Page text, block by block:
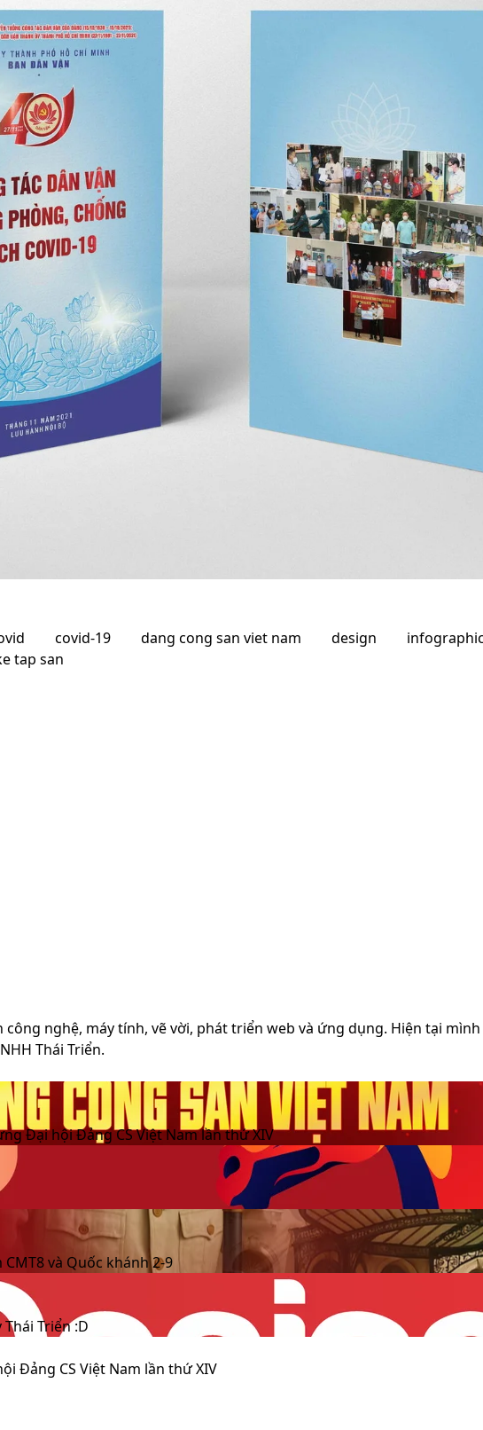
covid-19 dang cong san viet nam design infographic
tap san
nghệ, máy tính, vẽ vời, phát triển web và ứng dụng. Hiện tại mình
Thái Triển.
Đại hội Đảng CS Việt Nam lần thứ XIV
và Quốc khánh 2-9
Triển :D
Đảng CS Việt Nam lần thứ XIV